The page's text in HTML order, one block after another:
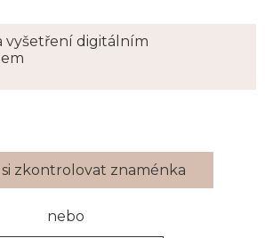
vyšetření digitálním
zkontrolovat znaménka
nebo